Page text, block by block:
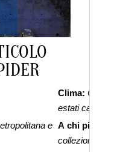
Clima:
estati calde
e A chi piace:
collezionisti di